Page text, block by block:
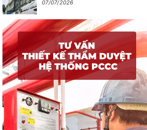
07/07/2026